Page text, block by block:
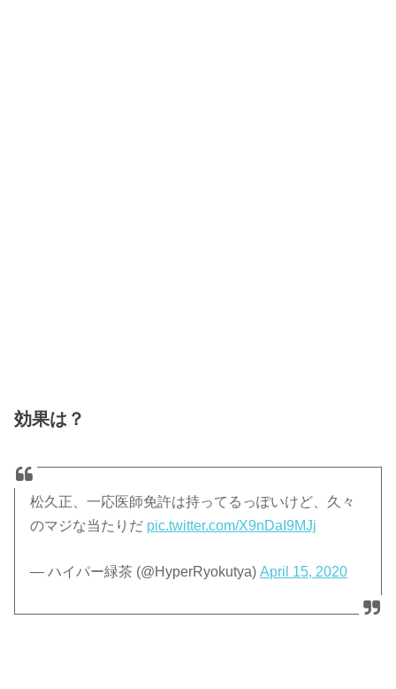
効果は？
松久正、一応医師免許は持ってるっぽいけど、久々
のマジな当たりだ pic.twitter.com/X9nDaI9MJj
— ハイパー緑茶 (@HyperRyokutya)April 15, 2020